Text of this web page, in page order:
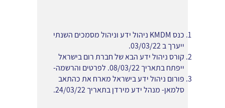
כנס KMDM ניהול ידע וניהול מסמכים השנתי
ייערך ב 03/03/22.
קורס ניהול ידע הבא של חברת רום בישראל
ייפתח בתאריך 08/03/22. לפרטים והרשמה-
פורום ניהול ידע בישראל מארח את כהתאב
סלמאן- מנהל ידע מירדן בתאריך 24/03/22.